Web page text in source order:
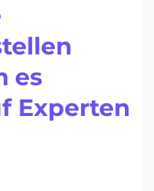
es
Experten